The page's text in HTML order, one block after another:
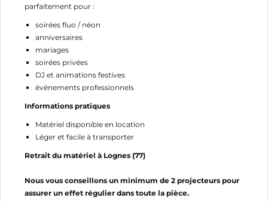
parfaitement pour :
soirées fluo / néon
anniversaires
mariages
soirées privées
DJ et animations festives
événements professionnels
Informations pratiques
Matériel disponible en location
Léger et facile à transporter
Retrait du matériel à Lognes (77)
Nous vous conseillons un minimum de 2 projecteurs pour
assurer un effet régulier dans toute la pièce.